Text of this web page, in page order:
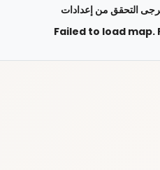
Failed to load map.